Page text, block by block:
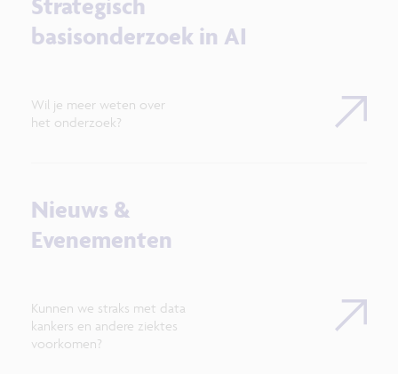
basisonderzoek in AI
Wil je meer weten over
het onderzoek?
Nieuws &
Evenementen
Kunnen we straks met data
kankers en andere ziektes
voorkomen?